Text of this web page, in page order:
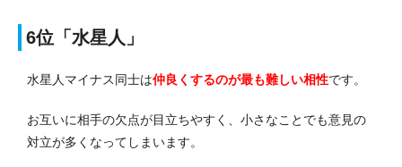
6位「水星人」
水星人マイナス同士は仲良くするのが最も難しい相性です。
お互いに相手の欠点が目立ちやすく、小さなことでも意見の
対立が多くなってしまいます。